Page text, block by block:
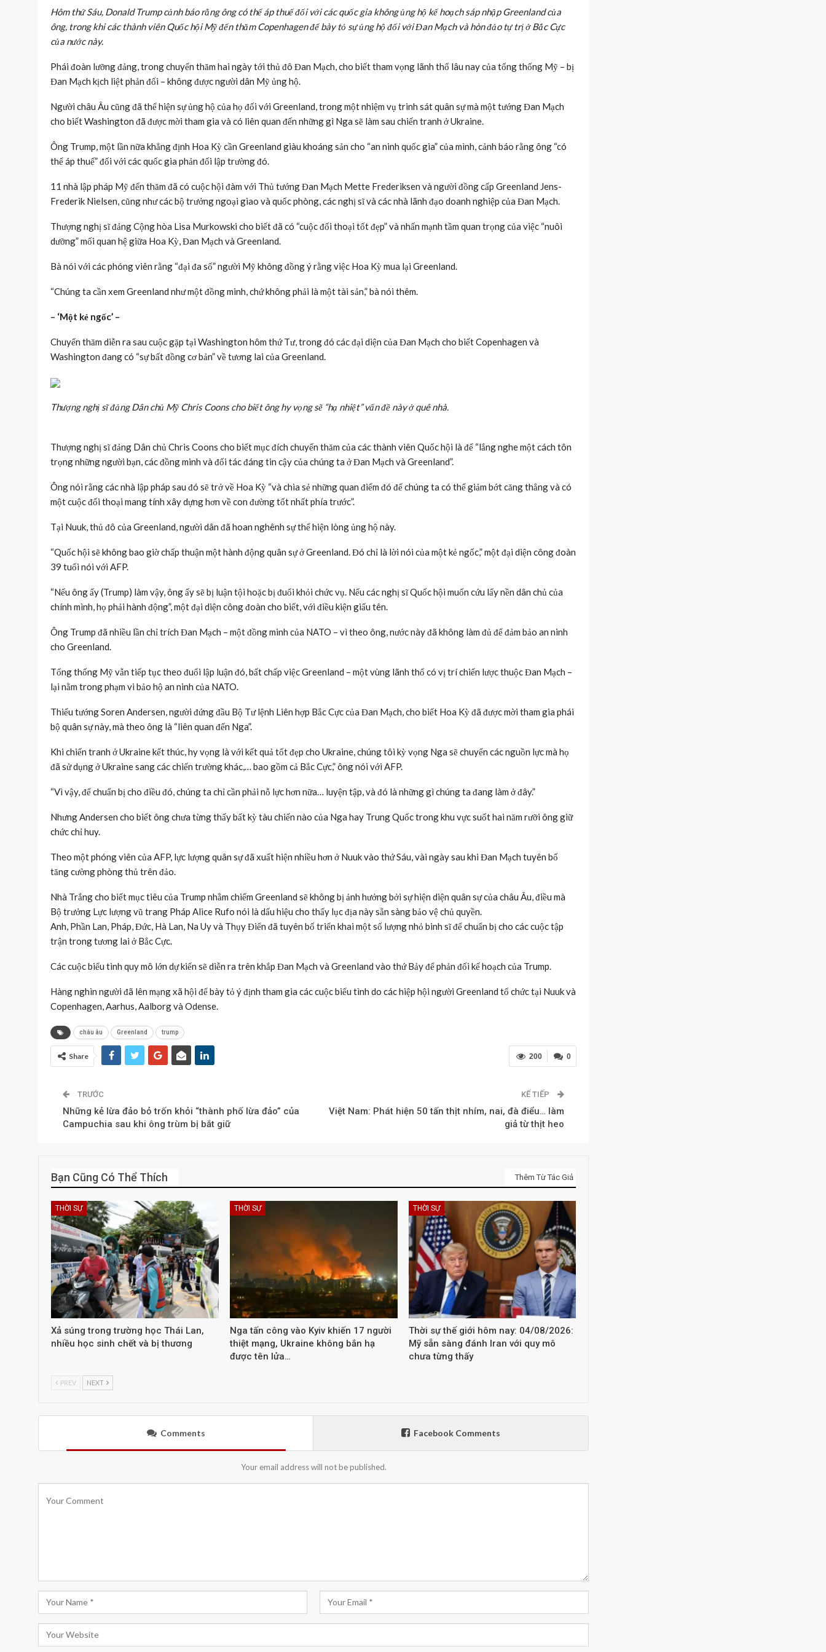
Hôm thứ Sáu, Donald Trump cảnh báo rằng ông có thể áp thuế đối với các quốc gia không ủng hộ kế hoạch sáp nhập Greenland của
ông, trong khi các thành viên Quốc hội Mỹ đến thăm Copenhagen để bày tỏ sự ủng hộ đối với Đan Mạch và hòn đảo tự trị ở Bắc Cực
của nước này.
Phái đoàn lưỡng đảng, trong chuyến thăm hai ngày tới thủ đô Đan Mạch, cho biết tham vọng lãnh thổ lâu nay của tổng thống Mỹ – bị
Đan Mạch kịch liệt phản đối – không được người dân Mỹ ủng hộ.
Người châu Âu cũng đã thể hiện sự ủng hộ của họ đối với Greenland, trong một nhiệm vụ trinh sát quân sự mà một tướng Đan Mạch
cho biết Washington đã được mời tham gia và có liên quan đến những gì Nga sẽ làm sau chiến tranh ở Ukraine.
Ông Trump, một lần nữa khẳng định Hoa Kỳ cần Greenland giàu khoáng sản cho “an ninh quốc gia” của mình, cảnh báo rằng ông “có
thể áp thuế” đối với các quốc gia phản đối lập trường đó.
11 nhà lập pháp Mỹ đến thăm đã có cuộc hội đàm với Thủ tướng Đan Mạch Mette Frederiksen và người đồng cấp Greenland Jens-
Frederik Nielsen, cũng như các bộ trưởng ngoại giao và quốc phòng, các nghị sĩ và các nhà lãnh đạo doanh nghiệp của Đan Mạch.
Thượng nghị sĩ đảng Cộng hòa Lisa Murkowski cho biết đã có “cuộc đối thoại tốt đẹp” và nhấn mạnh tầm quan trọng của việc “nuôi
dưỡng” mối quan hệ giữa Hoa Kỳ, Đan Mạch và Greenland.
Bà nói với các phóng viên rằng “đại đa số” người Mỹ không đồng ý rằng việc Hoa Kỳ mua lại Greenland.
“Chúng ta cần xem Greenland như một đồng minh, chứ không phải là một tài sản,” bà nói thêm.
– ‘Một kẻ ngốc’ –
Chuyến thăm diễn ra sau cuộc gặp tại Washington hôm thứ Tư, trong đó các đại diện của Đan Mạch cho biết Copenhagen và
Washington đang có “sự bất đồng cơ bản” về tương lai của Greenland.
Thượng nghị sĩ đảng Dân chủ Mỹ Chris Coons cho biết ông hy vọng sẽ “hạ nhiệt” vấn đề này ở quê nhà.
Thượng nghị sĩ đảng Dân chủ Chris Coons cho biết mục đích chuyến thăm của các thành viên Quốc hội là để “lắng nghe một cách tôn
trọng những người bạn, các đồng minh và đối tác đáng tin cậy của chúng ta ở Đan Mạch và Greenland”.
Ông nói rằng các nhà lập pháp sau đó sẽ trở về Hoa Kỳ “và chia sẻ những quan điểm đó để chúng ta có thể giảm bớt căng thẳng và có
một cuộc đối thoại mang tính xây dựng hơn về con đường tốt nhất phía trước”.
Tại Nuuk, thủ đô của Greenland, người dân đã hoan nghênh sự thể hiện lòng ủng hộ này.
“Quốc hội sẽ không bao giờ chấp thuận một hành động quân sự ở Greenland. Đó chỉ là lời nói của một kẻ ngốc,” một đại diện công đoàn
39 tuổi nói với AFP.
“Nếu ông ấy (Trump) làm vậy, ông ấy sẽ bị luận tội hoặc bị đuổi khỏi chức vụ. Nếu các nghị sĩ Quốc hội muốn cứu lấy nền dân chủ của
chính mình, họ phải hành động”, một đại diện công đoàn cho biết, với điều kiện giấu tên.
Ông Trump đã nhiều lần chỉ trích Đan Mạch – một đồng minh của NATO – vì theo ông, nước này đã không làm đủ để đảm bảo an ninh
cho Greenland.
Tổng thống Mỹ vẫn tiếp tục theo đuổi lập luận đó, bất chấp việc Greenland – một vùng lãnh thổ có vị trí chiến lược thuộc Đan Mạch –
lại nằm trong phạm vi bảo hộ an ninh của NATO.
Thiếu tướng Soren Andersen, người đứng đầu Bộ Tư lệnh Liên hợp Bắc Cực của Đan Mạch, cho biết Hoa Kỳ đã được mời tham gia phái
bộ quân sự này, mà theo ông là “liên quan đến Nga”.
Khi chiến tranh ở Ukraine kết thúc, hy vọng là với kết quả tốt đẹp cho Ukraine, chúng tôi kỳ vọng Nga sẽ chuyển các nguồn lực mà họ
đã sử dụng ở Ukraine sang các chiến trường khác,… bao gồm cả Bắc Cực,” ông nói với AFP.
“Vì vậy, để chuẩn bị cho điều đó, chúng ta chỉ cần phải nỗ lực hơn nữa… luyện tập, và đó là những gì chúng ta đang làm ở đây.”
Nhưng Andersen cho biết ông chưa từng thấy bất kỳ tàu chiến nào của Nga hay Trung Quốc trong khu vực suốt hai năm rưỡi ông giữ
chức chỉ huy.
Theo một phóng viên của AFP, lực lượng quân sự đã xuất hiện nhiều hơn ở Nuuk vào thứ Sáu, vài ngày sau khi Đan Mạch tuyên bố
tăng cường phòng thủ trên đảo.
Nhà Trắng cho biết mục tiêu của Trump nhằm chiếm Greenland sẽ không bị ảnh hưởng bởi sự hiện diện quân sự của châu Âu, điều mà
Bộ trưởng Lực lượng vũ trang Pháp Alice Rufo nói là dấu hiệu cho thấy lục địa này sẵn sàng bảo vệ chủ quyền.
Anh, Phần Lan, Pháp, Đức, Hà Lan, Na Uy và Thụy Điển đã tuyên bố triển khai một số lượng nhỏ binh sĩ để chuẩn bị cho các cuộc tập
trận trong tương lai ở Bắc Cực.
Các cuộc biểu tình quy mô lớn dự kiến ​​sẽ diễn ra trên khắp Đan Mạch và Greenland vào thứ Bảy để phản đối kế hoạch của Trump.
Hàng nghìn người đã lên mạng xã hội để bày tỏ ý định tham gia các cuộc biểu tình do các hiệp hội người Greenland tổ chức tại Nuuk và
Copenhagen, Aarhus, Aalborg và Odense.
châu âu Greenland trump
0
200
Share
TRƯỚC
Những kẻ lừa đảo bỏ trốn khỏi “thành phố lừa đảo” của
Campuchia sau khi ông trùm bị bắt giữ
KẾ TIẾP
Việt Nam: Phát hiện 50 tấn thịt nhím, nai, đà điểu… làm
giả từ thịt heo
Bạn Cũng Có Thể Thích Thêm Từ Tác Giả
THỜI SỰ
Xả súng trong trường học Thái Lan,
nhiều học sinh chết và bị thương
THỜI SỰ
Nga tấn công vào Kyiv khiến 17 người
thiệt mạng, Ukraine không bắn hạ
được tên lửa…
THỜI SỰ
Thời sự thế giới hôm nay: 04/08/2026:
Mỹ sẵn sàng đánh Iran với quy mô
chưa từng thấy
PREV NEXT
Comments Facebook Comments
Your email address will not be published.